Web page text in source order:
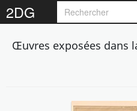
2DG Rejoignez-nous
Œuvres exposées dans